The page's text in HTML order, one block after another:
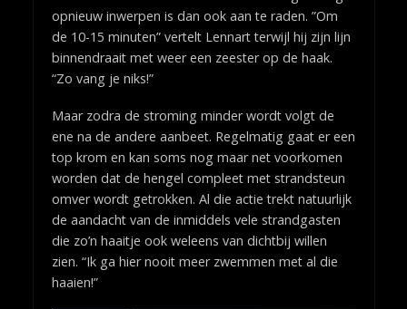
opnieuw inwerpen is dan ook aan te raden. ”Om
de 10-15 minuten” vertelt Lennart terwijl hij zijn lijn
binnendraait met weer een zeester op de haak.
“Zo vang je niks!”
Maar zodra de stroming minder wordt volgt de
ene na de andere aanbeet. Regelmatig gaat er een
top krom en kan soms nog maar net voorkomen
worden dat de hengel compleet met strandsteun
omver wordt getrokken. Al die actie trekt natuurlijk
de aandacht van de inmiddels vele strandgasten
die zo’n haaitje ook weleens van dichtbij willen
zien. “Ik ga hier nooit meer zwemmen met al die
haaien!”